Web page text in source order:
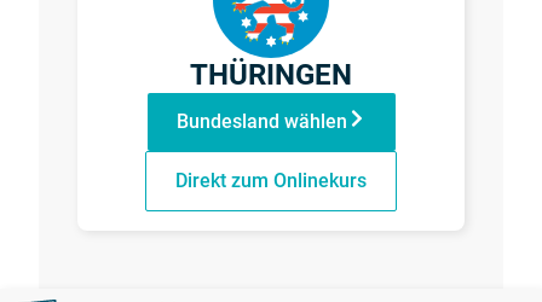
THÜRINGEN
Bundesland wählen
Direkt zum Onlinekurs